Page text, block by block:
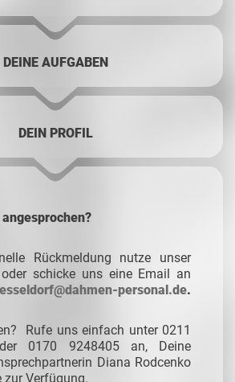
DEINE AUFGABEN
DEIN PROFIL
Rückmeldung nutze unser
schicke uns eine Email an
personal.de.
Rufe uns einfach unter 0211
0170 9248405 an, Deine
Diana Rodcenko
zur Verfügung.